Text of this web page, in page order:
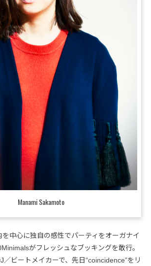
Manami Sakamoto
中心に独自の感性でパーティをオーガナイ
がフレッシュなブッキングを敢行。
／ビートメイカーで、先日“coincidence”をリ